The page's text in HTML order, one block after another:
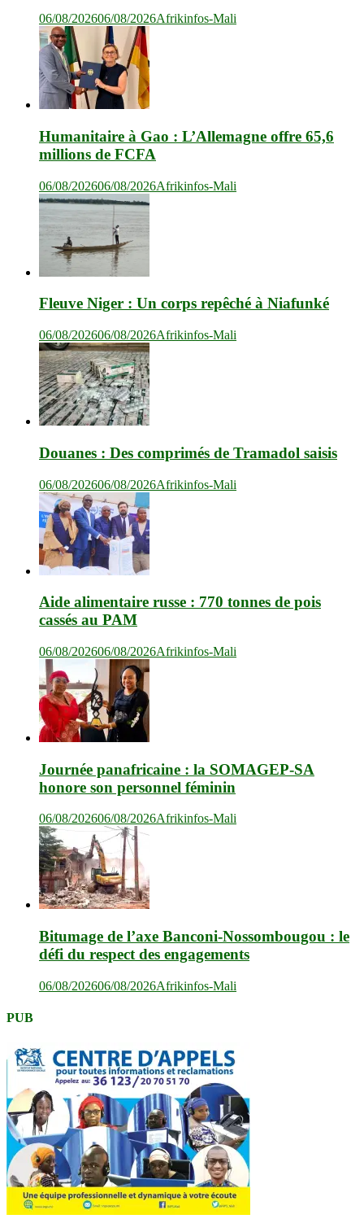
06/08/202606/08/2026Afrikinfos-Mali
Humanitaire à Gao : L’Allemagne offre 65,6
millions de FCFA
06/08/202606/08/2026Afrikinfos-Mali
Fleuve Niger : Un corps repêché à Niafunké
06/08/202606/08/2026Afrikinfos-Mali
Douanes : Des comprimés de Tramadol saisis
06/08/202606/08/2026Afrikinfos-Mali
Aide alimentaire russe : 770 tonnes de pois
cassés au PAM
06/08/202606/08/2026Afrikinfos-Mali
Journée panafricaine : la SOMAGEP-SA
honore son personnel féminin
06/08/202606/08/2026Afrikinfos-Mali
Bitumage de l’axe Banconi-Nossombougou : le
défi du respect des engagements
06/08/202606/08/2026Afrikinfos-Mali
PUB